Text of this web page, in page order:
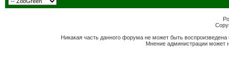
Никакая часть данного форума не может быть
Мнение администрации может